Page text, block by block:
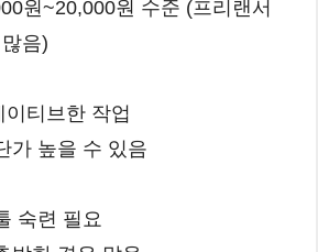
원~20,000원 수준 (프리랜서
음)
이티브한 작업
가 높을 수 있음
숙련 필요